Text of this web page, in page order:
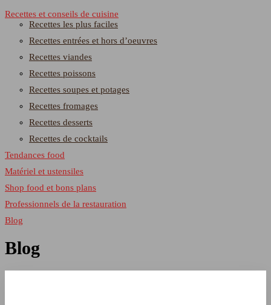
Recettes et conseils de cuisine
Recettes les plus faciles
Recettes entrées et hors d’oeuvres
Recettes viandes
Recettes poissons
Recettes soupes et potages
Recettes fromages
Recettes desserts
Recettes de cocktails
Tendances food
Matériel et ustensiles
Shop food et bons plans
Professionnels de la restauration
Blog
Blog